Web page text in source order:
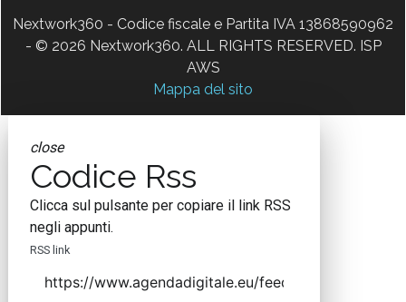
Nextwork360 - Codice fiscale e Partita IVA 13868590962
- © 2026 Nextwork360. ALL RIGHTS RESERVED. ISP
AWS
Mappa del sito
close
Codice Rss
Clicca sul pulsante per copiare il link RSS
negli appunti.
RSS link